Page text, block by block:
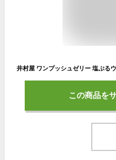
井村屋 ワンプッシュゼリー 塩ぷる
この商品を